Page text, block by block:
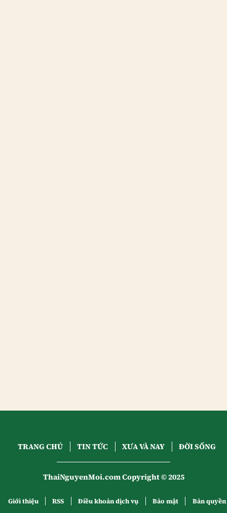
TRANG CHỦ TIN TỨC XƯA VÀ NAY ĐỜI SỐNG
ThaiNguyenMoi.com Copyright © 2025
Giới thiệu RSS Điều khoản dịch vụ Bảo mật Bản quyền